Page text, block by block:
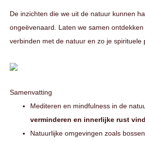
De inzichten die we uit de natuur kunnen
ongeëvenaard. Laten we samen
verbinden met de natuur en zo je spirituele
Samenvatting
Mediteren en mindfulness in de
verminderen en innerlijke rust
Natuurlijke omgevingen zoals